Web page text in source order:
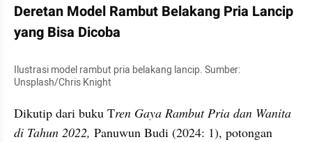
Deretan Model Rambut Belakang Pria Lancip
yang Bisa Dicoba
Ilustrasi model rambut pria belakang lancip. Sumber:
Unsplash/Chris Knight
Dikutip dari buku Tren Gaya Rambut Pria dan Wanita
di Tahun 2022,